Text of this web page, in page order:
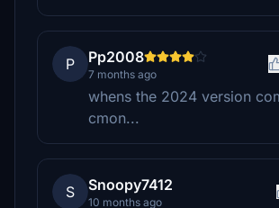
P Pp2008
7 months ago
whens the 2024 version
cmon...
S Snoopy7412
10 months ago